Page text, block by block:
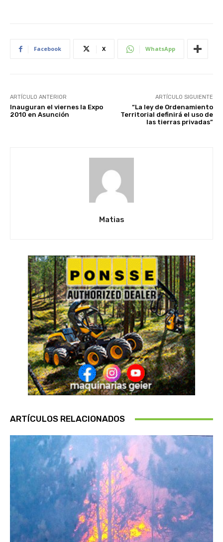
Facebook X WhatsApp
ARTÍCULO ANTERIOR
Inauguran el viernes la Expo
2010 en Asunción
ARTÍCULO SIGUIENTE
“La ley de Ordenamiento
Territorial definirá el uso de
las tierras privadas”
Matias
ARTÍCULOS RELACIONADOS